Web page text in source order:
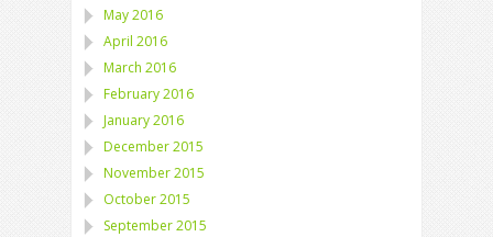
May 2016
April 2016
March 2016
February 2016
January 2016
December 2015
November 2015
October 2015
September 2015